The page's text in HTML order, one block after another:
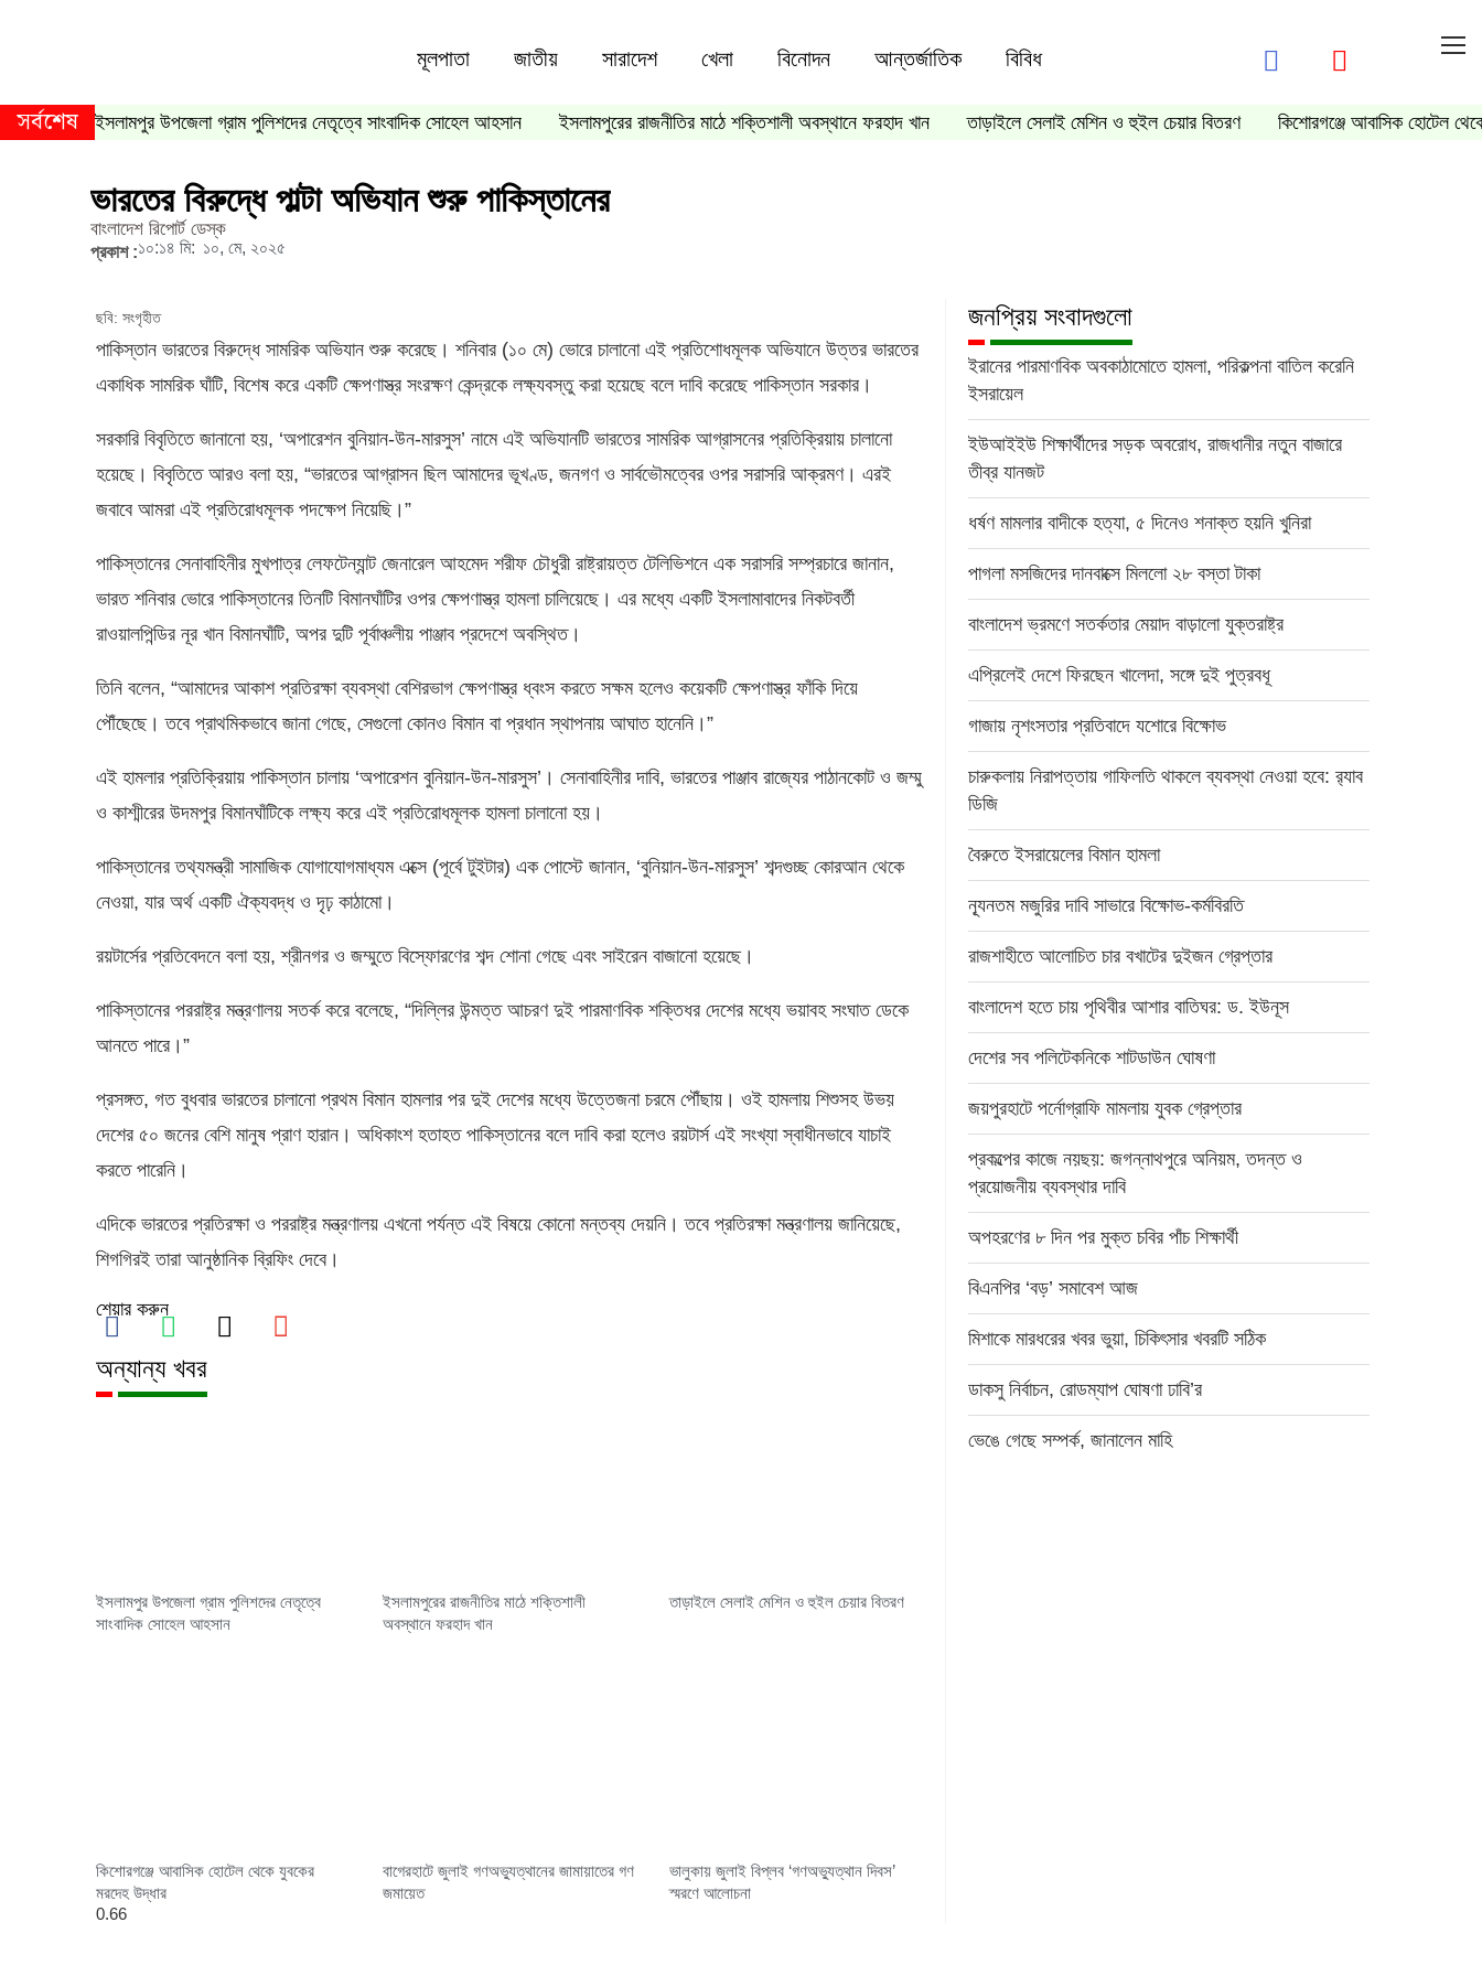
মূলপাতা জাতীয় সারাদেশ খেলা বিনোদন আন্তর্জাতিক বিবিধ
সর্বশেষ ইসলামপুর উপজেলা গ্রাম পুলিশদের নেতৃত্বে সাংবাদিক সোহেল আহসান ইসলামপুরের রাজনীতির মাঠে শক্তিশালী অবস্থানে ফরহাদ খান তাড়াইলে সেলাই মেশিন ও হুইল চেয়ার বিতরণ কিশোরগঞ্জে আবাসিক হোটেল
ভারতের বিরুদ্ধে পাল্টা অভিযান শুরু পাকিস্তানের
বাংলাদেশ রিপোর্ট ডেস্ক
প্রকাশ :১০:১৪ মি: ১০, মে, ২০২৫
ছবি: সংগৃহীত
পাকিস্তান ভারতের বিরুদ্ধে সামরিক অভিযান শুরু করেছে। শনিবার (১০ মে) ভোরে চালানো এই প্রতিশোধমূলক অভিযানে উত্তর ভারতের
একাধিক সামরিক ঘাঁটি, বিশেষ করে একটি ক্ষেপণাস্ত্র সংরক্ষণ কেন্দ্রকে লক্ষ্যবস্তু করা হয়েছে বলে দাবি করেছে পাকিস্তান সরকার।
সরকারি বিবৃতিতে জানানো হয়, ‘অপারেশন বুনিয়ান-উন-মারসুস’ নামে এই অভিযানটি ভারতের সামরিক আগ্রাসনের প্রতিক্রিয়ায় চালানো
হয়েছে। বিবৃতিতে আরও বলা হয়, “ভারতের আগ্রাসন ছিল আমাদের ভূখণ্ড, জনগণ ও সার্বভৌমত্বের ওপর সরাসরি আক্রমণ। এরই
জবাবে আমরা এই প্রতিরোধমূলক পদক্ষেপ নিয়েছি।”
পাকিস্তানের সেনাবাহিনীর মুখপাত্র লেফটেন্যান্ট জেনারেল আহমেদ শরীফ চৌধুরী রাষ্ট্রায়ত্ত টেলিভিশনে এক সরাসরি সম্প্রচারে জানান,
ভারত শনিবার ভোরে পাকিস্তানের তিনটি বিমানঘাঁটির ওপর ক্ষেপণাস্ত্র হামলা চালিয়েছে। এর মধ্যে একটি ইসলামাবাদের নিকটবর্তী
রাওয়ালপিন্ডির নূর খান বিমানঘাঁটি, অপর দুটি পূর্বাঞ্চলীয় পাঞ্জাব প্রদেশে অবস্থিত।
তিনি বলেন, “আমাদের আকাশ প্রতিরক্ষা ব্যবস্থা বেশিরভাগ ক্ষেপণাস্ত্র ধ্বংস করতে সক্ষম হলেও কয়েকটি ক্ষেপণাস্ত্র ফাঁকি দিয়ে
পৌঁছেছে। তবে প্রাথমিকভাবে জানা গেছে, সেগুলো কোনও বিমান বা প্রধান স্থাপনায় আঘাত হানেনি।”
এই হামলার প্রতিক্রিয়ায় পাকিস্তান চালায় ‘অপারেশন বুনিয়ান-উন-মারসুস’। সেনাবাহিনীর দাবি, ভারতের পাঞ্জাব রাজ্যের পাঠানকোট ও জম্মু
ও কাশ্মীরের উদমপুর বিমানঘাঁটিকে লক্ষ্য করে এই প্রতিরোধমূলক হামলা চালানো হয়।
পাকিস্তানের তথ্যমন্ত্রী সামাজিক যোগাযোগমাধ্যম এক্সে (পূর্বে টুইটার) এক পোস্টে জানান, ‘বুনিয়ান-উন-মারসুস’ শব্দগুচ্ছ কোরআন থেকে
নেওয়া, যার অর্থ একটি ঐক্যবদ্ধ ও দৃঢ় কাঠামো।
রয়টার্সের প্রতিবেদনে বলা হয়, শ্রীনগর ও জম্মুতে বিস্ফোরণের শব্দ শোনা গেছে এবং সাইরেন বাজানো হয়েছে।
পাকিস্তানের পররাষ্ট্র মন্ত্রণালয় সতর্ক করে বলেছে, “দিল্লির উন্মত্ত আচরণ দুই পারমাণবিক শক্তিধর দেশের মধ্যে ভয়াবহ সংঘাত ডেকে
আনতে পারে।”
প্রসঙ্গত, গত বুধবার ভারতের চালানো প্রথম বিমান হামলার পর দুই দেশের মধ্যে উত্তেজনা চরমে পৌঁছায়। ওই হামলায় শিশুসহ উভয়
দেশের ৫০ জনের বেশি মানুষ প্রাণ হারান। অধিকাংশ হতাহত পাকিস্তানের বলে দাবি করা হলেও রয়টার্স এই সংখ্যা স্বাধীনভাবে যাচাই
করতে পারেনি।
এদিকে ভারতের প্রতিরক্ষা ও পররাষ্ট্র মন্ত্রণালয় এখনো পর্যন্ত এই বিষয়ে কোনো মন্তব্য দেয়নি। তবে প্রতিরক্ষা মন্ত্রণালয় জানিয়েছে,
শিগগিরই তারা আনুষ্ঠানিক ব্রিফিং দেবে।
শেয়ার করুন
অন্যান্য খবর
ইসলামপুর উপজেলা গ্রাম পুলিশদের নেতৃত্বে
সাংবাদিক সোহেল আহসান
ইসলামপুরের রাজনীতির মাঠে শক্তিশালী
অবস্থানে ফরহাদ খান
তাড়াইলে সেলাই মেশিন ও হুইল চেয়ার বিতরণ
কিশোরগঞ্জে আবাসিক হোটেল থেকে যুবকের
মরদেহ উদ্ধার
বাগেরহাটে জুলাই গণঅভ্যুত্থানের জামায়াতের গণ
জমায়েত
ভালুকায় জুলাই বিপ্লব ‘গণঅভ্যুত্থান দিবস’
স্মরণে আলোচনা
জনপ্রিয় সংবাদগুলো
ইরানের পারমাণবিক অবকাঠামোতে হামলা, পরিকল্পনা বাতিল করেনি
ইসরায়েল
ইউআইইউ শিক্ষার্থীদের সড়ক অবরোধ, রাজধানীর নতুন বাজারে
তীব্র যানজট
ধর্ষণ মামলার বাদীকে হত্যা, ৫ দিনেও শনাক্ত হয়নি খুনিরা
পাগলা মসজিদের দানবাক্সে মিললো ২৮ বস্তা টাকা
বাংলাদেশ ভ্রমণে সতর্কতার মেয়াদ বাড়ালো যুক্তরাষ্ট্র
এপ্রিলেই দেশে ফিরছেন খালেদা, সঙ্গে দুই পুত্রবধূ
গাজায় নৃশংসতার প্রতিবাদে যশোরে বিক্ষোভ
চারুকলায় নিরাপত্তায় গাফিলতি থাকলে ব্যবস্থা নেওয়া হবে: র‍্যাব
ডিজি
বৈরুতে ইসরায়েলের বিমান হামলা
ন্যূনতম মজুরির দাবি সাভারে বিক্ষোভ-কর্মবিরতি
রাজশাহীতে আলোচিত চার বখাটের দুইজন গ্রেপ্তার
বাংলাদেশ হতে চায় পৃথিবীর আশার বাতিঘর: ড. ইউনূস
দেশের সব পলিটেকনিকে শাটডাউন ঘোষণা
জয়পুরহাটে পর্নোগ্রাফি মামলায় যুবক গ্রেপ্তার
প্রকল্পের কাজে নয়ছয়: জগন্নাথপুরে অনিয়ম, তদন্ত ও
প্রয়োজনীয় ব্যবস্থার দাবি
অপহরণের ৮ দিন পর মুক্ত চবির পাঁচ শিক্ষার্থী
বিএনপির ‘বড়’ সমাবেশ আজ
মিশাকে মারধরের খবর ভুয়া, চিকিৎসার খবরটি সঠিক
ডাকসু নির্বাচন, রোডম্যাপ ঘোষণা ঢাবি’র
ভেঙে গেছে সম্পর্ক, জানালেন মাহি